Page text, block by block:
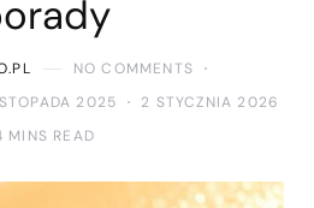
NO COMMENTS
2025
2 STYCZNIA 2026
MINS READ